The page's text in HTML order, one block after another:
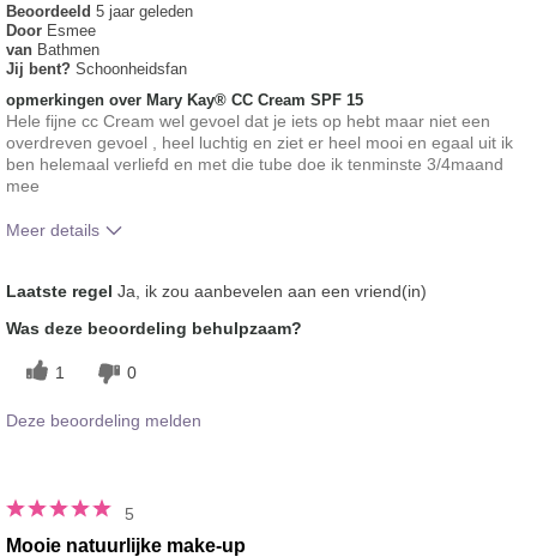
Beoordeeld 5 jaar geleden
Door Esmee
van Bathmen
Jij bent? Schoonheidsfan
opmerkingen over Mary Kay® CC Cream SPF 15
Hele fijne cc Cream wel gevoel dat je iets op hebt maar niet een
overdreven gevoel , heel luchtig en ziet er heel mooi en egaal uit ik
ben helemaal verliefd en met die tube doe ik tenminste 3/4maand
mee
Meer details
met andere door je gebruikte merken
decoratieve make-up?
Laatste regel Ja, ik zou aanbevelen aan een vriend(in)
Was deze beoordeling behulpzaam?
1 0
Deze beoordeling melden
5
Mooie natuurlijke make-up